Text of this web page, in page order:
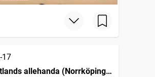
17
allehanda (Norrköping :